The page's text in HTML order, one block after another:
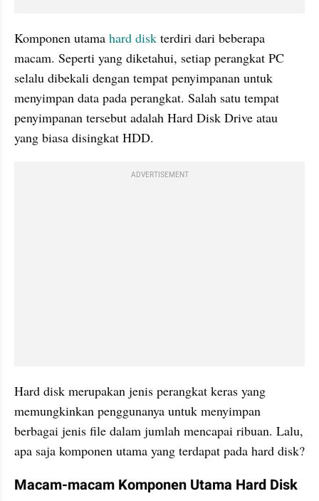
Komponen utama hard disk terdiri dari beberapa
macam. Seperti yang diketahui, setiap perangkat PC
selalu dibekali dengan tempat penyimpanan untuk
menyimpan data pada perangkat. Salah satu tempat
penyimpanan tersebut adalah Hard Disk Drive atau
yang biasa disingkat HDD.
ADVERTISEMENT
Hard disk merupakan jenis perangkat keras yang
memungkinkan penggunanya untuk menyimpan
berbagai jenis file dalam jumlah mencapai ribuan. Lalu,
apa saja komponen utama yang terdapat pada hard disk?
Macam-macam Komponen Utama Hard Disk